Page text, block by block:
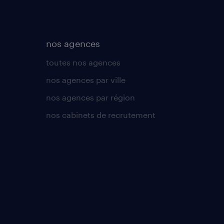
nos agences
toutes nos agences
nos agences par ville
nos agences par région
nos cabinets de recrutement